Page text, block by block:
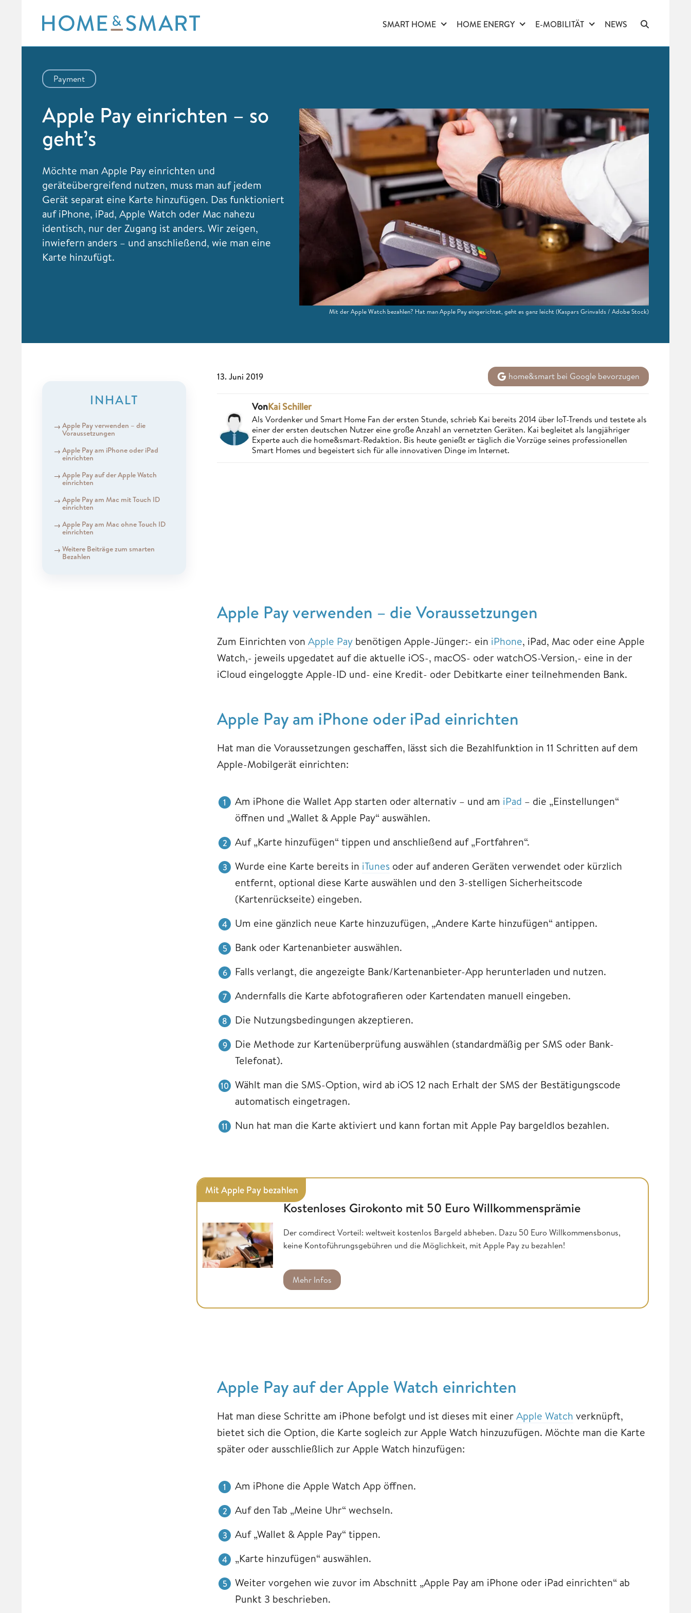
content
SMART HOME HOME ENERGY E-MOBILITÄT NEWS
Payment
Apple Pay einrichten – so
geht’s
Möchte man Apple Pay einrichten und
geräteübergreifend nutzen, muss man auf jedem
Gerät separat eine Karte hinzufügen. Das funktioniert
auf iPhone, iPad, Apple Watch oder Mac nahezu
identisch, nur der Zugang ist anders. Wir zeigen,
inwiefern anders – und anschließend, wie man eine
Karte hinzufügt.
Mit der Apple Watch bezahlen? Hat man Apple Pay eingerichtet, geht es ganz leicht (Kaspars Grinvalds / Adobe Stock)
INHALT
Apple Pay verwenden – die
Voraussetzungen
Apple Pay am iPhone oder iPad
einrichten
Apple Pay auf der Apple Watch
einrichten
Apple Pay am Mac mit Touch ID
einrichten
Apple Pay am Mac ohne Touch ID
einrichten
Weitere Beiträge zum smarten
Bezahlen
13. Juni 2019 home&smart bei Google bevorzugen
VonKai Schiller
Als Vordenker und Smart Home Fan der ersten Stunde, schrieb Kai bereits 2014 über IoT-Trends und testete als
einer der ersten deutschen Nutzer eine große Anzahl an vernetzten Geräten. Kai begleitet als langjähriger
Experte auch die home&smart-Redaktion. Bis heute genießt er täglich die Vorzüge seines professionellen
Smart Homes und begeistert sich für alle innovativen Dinge im Internet.
Apple Pay verwenden – die Voraussetzungen
Zum Einrichten von Apple Pay benötigen Apple-Jünger:- ein iPhone, iPad, Mac oder eine Apple
Watch,- jeweils upgedatet auf die aktuelle iOS-, macOS- oder watchOS-Version,- eine in der
iCloud eingeloggte Apple-ID und- eine Kredit- oder Debitkarte einer teilnehmenden Bank.
Apple Pay am iPhone oder iPad einrichten
Hat man die Voraussetzungen geschaffen, lässt sich die Bezahlfunktion in 11 Schritten auf dem
Apple-Mobilgerät einrichten:
Am iPhone die Wallet App starten oder alternativ – und am iPad – die „Einstellungen“
öffnen und „Wallet & Apple Pay“ auswählen.
Auf „Karte hinzufügen“ tippen und anschließend auf „Fortfahren“.
Wurde eine Karte bereits in iTunes oder auf anderen Geräten verwendet oder kürzlich
entfernt, optional diese Karte auswählen und den 3-stelligen Sicherheitscode
(Kartenrückseite) eingeben.
Um eine gänzlich neue Karte hinzuzufügen, „Andere Karte hinzufügen“ antippen.
Bank oder Kartenanbieter auswählen.
Falls verlangt, die angezeigte Bank/Kartenanbieter-App herunterladen und nutzen.
Andernfalls die Karte abfotografieren oder Kartendaten manuell eingeben.
Die Nutzungsbedingungen akzeptieren.
Die Methode zur Kartenüberprüfung auswählen (standardmäßig per SMS oder Bank-
Telefonat).
Wählt man die SMS-Option, wird ab iOS 12 nach Erhalt der SMS der Bestätigungscode
automatisch eingetragen.
Nun hat man die Karte aktiviert und kann fortan mit Apple Pay bargeldlos bezahlen.
Mit Apple Pay bezahlen
Kostenloses Girokonto mit 50 Euro Willkommensprämie
Der comdirect Vorteil: weltweit kostenlos Bargeld abheben. Dazu 50 Euro Willkommensbonus,
keine Kontoführungsgebühren und die Möglichkeit, mit Apple Pay zu bezahlen!
Mehr Infos
Apple Pay auf der Apple Watch einrichten
Hat man diese Schritte am iPhone befolgt und ist dieses mit einerApple Watch verknüpft,
bietet sich die Option, die Karte sogleich zur Apple Watch hinzuzufügen. Möchte man die Karte
später oder ausschließlich zur Apple Watch hinzufügen:
Am iPhone die Apple Watch App öffnen.
Auf den Tab „Meine Uhr“ wechseln.
Auf „Wallet & Apple Pay“ tippen.
„Karte hinzufügen“ auswählen.
Weiter vorgehen wie zuvor im Abschnitt „Apple Pay am iPhone oder iPad einrichten“ ab
Punkt 3 beschrieben.